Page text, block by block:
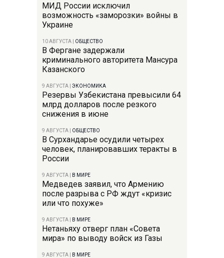
МИД России исключил
возможность «заморозки» войны в
Украине
10 АВГУСТА ОБЩЕСТВО
В Фергане задержали
криминального авторитета Мансура
Казанского
9 АВГУСТА ЭКОНОМИКА
Резервы Узбекистана превысили 64
млрд долларов после резкого
снижения в июне
9 АВГУСТА ОБЩЕСТВО
В Сурхандарье осудили четырех
человек, планировавших теракты в
России
9 АВГУСТА В МИРЕ
Медведев заявил, что Армению
после разрыва с РФ ждут «кризис
или что похуже»
9 АВГУСТА В МИРЕ
Нетаньяху отверг план «Совета
мира» по выводу войск из Газы
9 АВГУСТА В МИРЕ